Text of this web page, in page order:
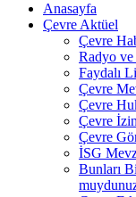
Anasayfa
Çevre Aktüel
Çevre
Radyo
Faydalı
Çevre
Çevre
Çevre
Çevre
İSG
Bunları